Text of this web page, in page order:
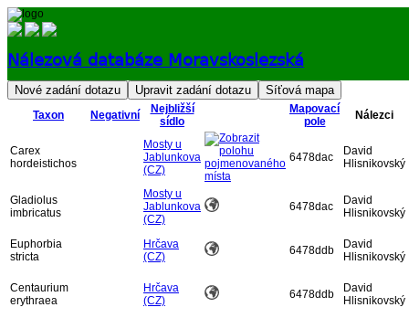
Nálezová databáze Moravskoslezská
Přihlásit
Taxon Negativní
Nejbližší
sídlo
Mapovací
pole
Nálezci
Carex
hordeistichos
Mosty u
Jablunkova
(CZ)
6478dac
David
Hlisnikovský
Gladiolus
imbricatus
Mosty u
Jablunkova
(CZ)
6478dac
David
Hlisnikovský
Euphorbia
stricta
Hrčava
(CZ)
6478ddb
David
Hlisnikovský
Centaurium
erythraea
Hrčava
(CZ)
6478ddb
David
Hlisnikovský